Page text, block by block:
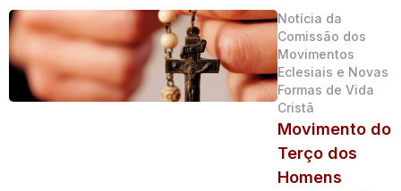
Notícia da
Comissão dos
Movimentos
Eclesiais e Novas
Formas de Vida
Cristã
Movimento do
Terço dos
Homens